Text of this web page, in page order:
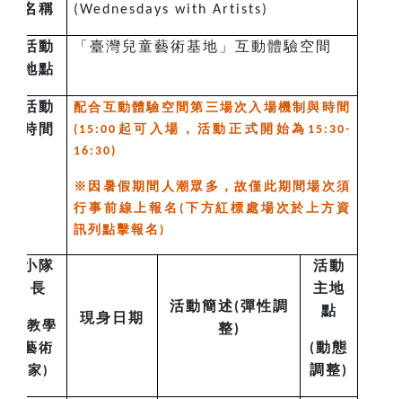
名稱
(Wednesdays with Artists)
活動
地點
「臺灣兒童藝術基地」互動體驗空間
活動
時間
配合互動體驗空間第三場次入場機制與時間
(15:00 起可入場，活動正式開始為 15:30-
16:30)
※因暑假期間人潮眾多，故僅此期間場次須
行事前線上報名(下方紅標處場次於上方資
訊列點擊報名)
小隊
長
教學
藝術
家 )
現身日期
活動簡述(彈性調
整)
活動
主地
點
(動態
調整)